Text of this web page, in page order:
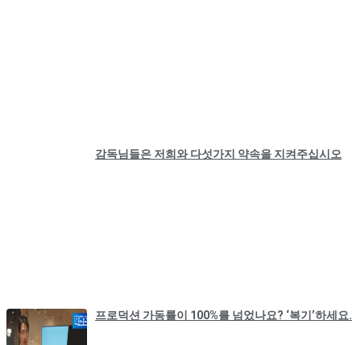
감독님들은 저희와 다섯가지 약속을 지켜주십시오
프로덕션 가동률이 100%를 넘었나요? ‘복기’하세요.